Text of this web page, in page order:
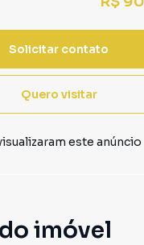
imóvel
Solicitar contato
Quero visitar
este anúncio